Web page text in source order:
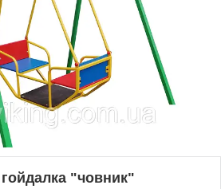
"човник"